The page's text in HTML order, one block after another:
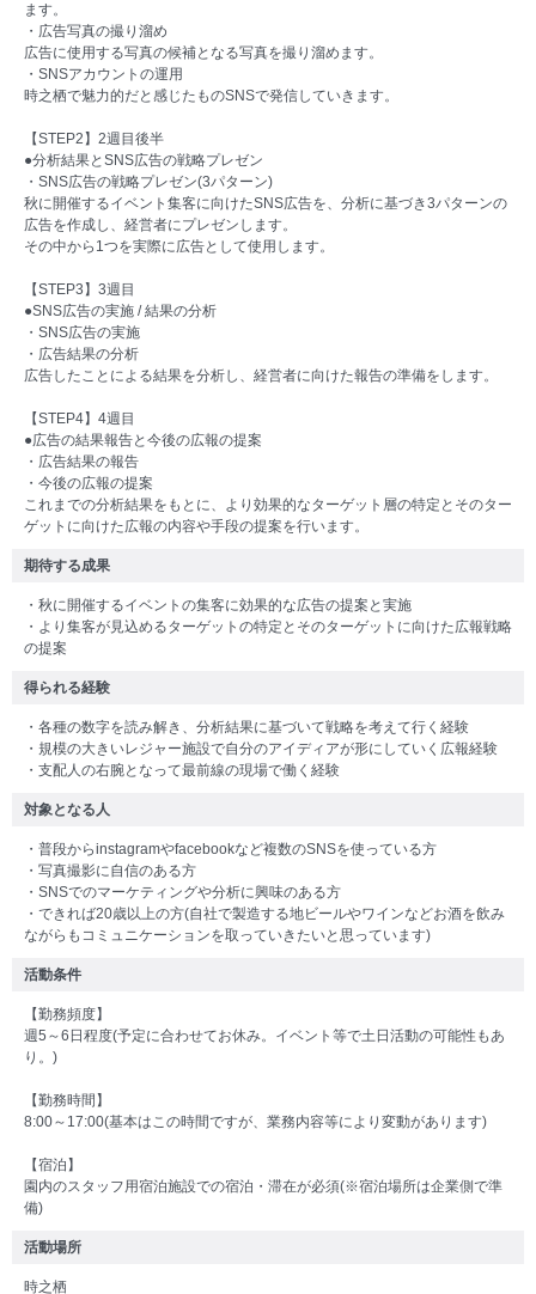
ます。
・広告写真の撮り溜め
広告に使用する写真の候補となる写真を撮り溜めます。
・SNSアカウントの運用
時之栖で魅力的だと感じたものSNSで発信していきます。
【STEP2】2週目後半
●分析結果とSNS広告の戦略プレゼン
・SNS広告の戦略プレゼン(3パターン)
秋に開催するイベント集客に向けたSNS広告を、分析に基づき3パターンの
広告を作成し、経営者にプレゼンします。
その中から1つを実際に広告として使用します。
【STEP3】3週目
●SNS広告の実施 / 結果の分析
・SNS広告の実施
・広告結果の分析
広告したことによる結果を分析し、経営者に向けた報告の準備をします。
【STEP4】4週目
●広告の結果報告と今後の広報の提案
・広告結果の報告
・今後の広報の提案
これまでの分析結果をもとに、より効果的なターゲット層の特定とそのター
ゲットに向けた広報の内容や手段の提案を行います。
期待する成果
・秋に開催するイベントの集客に効果的な広告の提案と実施
・より集客が見込めるターゲットの特定とそのターゲットに向けた広報戦略
の提案
得られる経験
・各種の数字を読み解き、分析結果に基づいて戦略を考えて行く経験
・規模の大きいレジャー施設で自分のアイディアが形にしていく広報経験
・支配人の右腕となって最前線の現場で働く経験
対象となる人
・普段からinstagramやfacebookなど複数のSNSを使っている方
・写真撮影に自信のある方
・SNSでのマーケティングや分析に興味のある方
・できれば20歳以上の方(自社で製造する地ビールやワインなどお酒を飲み
ながらもコミュニケーションを取っていきたいと思っています)
活動条件
【勤務頻度】
週5～6日程度(予定に合わせてお休み。イベント等で土日活動の可能性もあ
り。)
【勤務時間】
8:00～17:00(基本はこの時間ですが、業務内容等により変動があります)
【宿泊】
園内のスタッフ用宿泊施設での宿泊・滞在が必須(※宿泊場所は企業側で準
備)
活動場所
時之栖